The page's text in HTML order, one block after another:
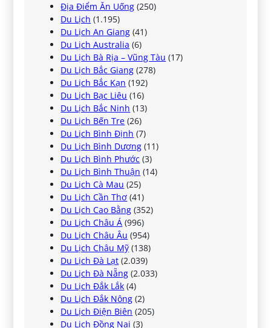
Địa Điểm Ăn Uống (250)
Du Lịch (1.195)
Du Lịch An Giang (41)
Du Lịch Australia (6)
Du Lịch Bà Rịa – Vũng Tàu (17)
Du Lịch Bắc Giang (278)
Du Lịch Bắc Kạn (192)
Du Lịch Bạc Liêu (16)
Du Lịch Bắc Ninh (13)
Du Lịch Bến Tre (26)
Du Lịch Bình Định (7)
Du Lịch Bình Dương (11)
Du Lịch Bình Phước (3)
Du Lịch Bình Thuận (14)
Du Lịch Cà Mau (25)
Du Lịch Cần Thơ (41)
Du Lịch Cao Bằng (352)
Du Lịch Châu Á (996)
Du Lịch Châu Âu (954)
Du Lịch Châu Mỹ (138)
Du Lịch Đà Lạt (2.039)
Du Lịch Đà Nẵng (2.033)
Du Lịch Đắk Lắk (4)
Du Lịch Đắk Nông (2)
Du Lịch Điện Biên (205)
Du Lịch Đồng Nai (3)